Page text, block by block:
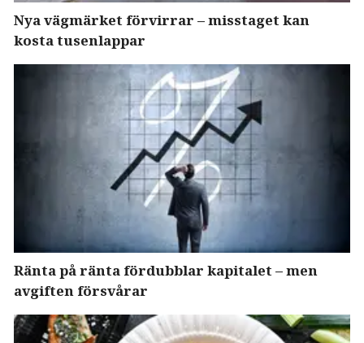
Nya vägmärket förvirrar – misstaget kan
kosta tusenlappar
Ränta på ränta fördubblar kapitalet – men
avgiften försvårar